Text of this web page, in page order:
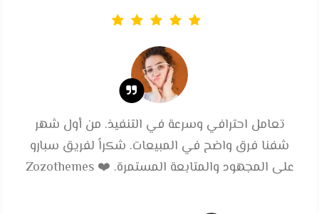
تعامل احترافي وسرعة في التنفيذ. من أول شهر
شفنا فرق واضح في المبيعات. شكراً لفريق سبارو
على المجهود والمتابعة المستمرة. ❤️ Zozothemes